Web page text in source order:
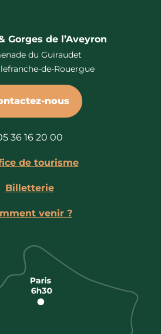
Gorges de l’Aveyron
du Guiraudet
de-Rouergue
nous
36 16 20 00
de tourisme
Billetterie
venir ?